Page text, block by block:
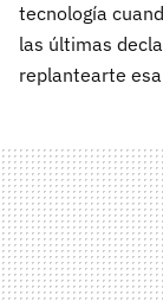
tecnología
las últimas
replantearte